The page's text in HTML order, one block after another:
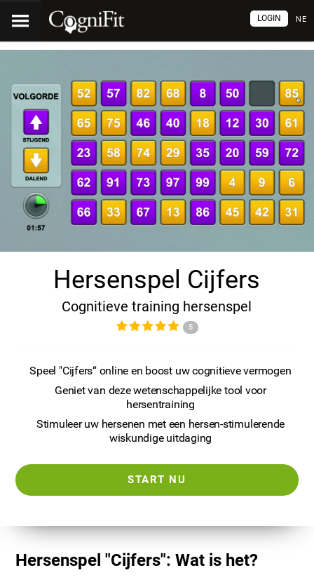
NE
LOGIN
Hersenspel Cijfers
Cognitieve training hersenspel
5
Speel "Cijfers“ online en boost uw cognitieve vermogen
Geniet van deze wetenschappelijke tool voor
hersentraining
Stimuleer uw hersenen met een hersen-stimulerende
wiskundige uitdaging
START NU
Hersenspel "Cijfers": Wat is het?